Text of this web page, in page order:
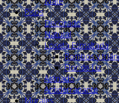
Pisos
Decorado
Natural
Loseta Esmaltada
Rombos y
Flor de Liz
Astriado
Antiderrapante
Murales